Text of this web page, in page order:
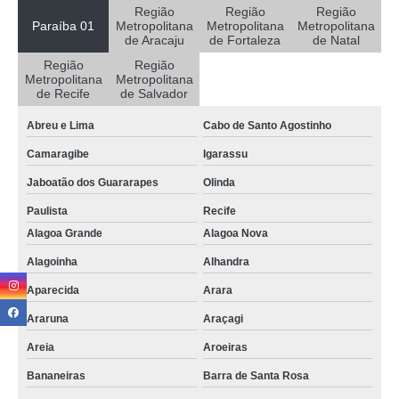
empresa de locação de salas para reunião Abreu e Lima
locação de sala de reunião valores Campina Grande
empresa que faz locação de salas para reunião Fortaleza
onde tem salas de reunião para locação Recife
empresa de aluguel de sala de reunião por hora Pitimbu
aluguel de sala de reunião por hora valores Conde
empresa de locação de sala de reunião Serra Branca
onde encontrar salas de reunião para locação Recife
empresa de aluguel de sala por periodo Paulista
aluguel de sala por periodo valores Campina Grande
salas de reunião para locação valores Teixeira
empresa que faz locação sala reunião Bayeux
Paraíba 01
Região
Metropolitana
de Aracaju
Região
Metropolitana
de Fortaleza
Região
Metropolitana
de Natal
Região
Metropolitana
de Recife
Região
Metropolitana
de Salvador
Abreu e Lima Cabo de Santo Agostinho
Camaragibe Igarassu
Jaboatão dos Guararapes Olinda
Paulista
Recife
Alagoa Grande
Alagoa Nova
Alagoinha Alhandra
Aparecida Arara
Araruna Araçagi
Areia Aroeiras
Bananeiras Barra de Santa Rosa